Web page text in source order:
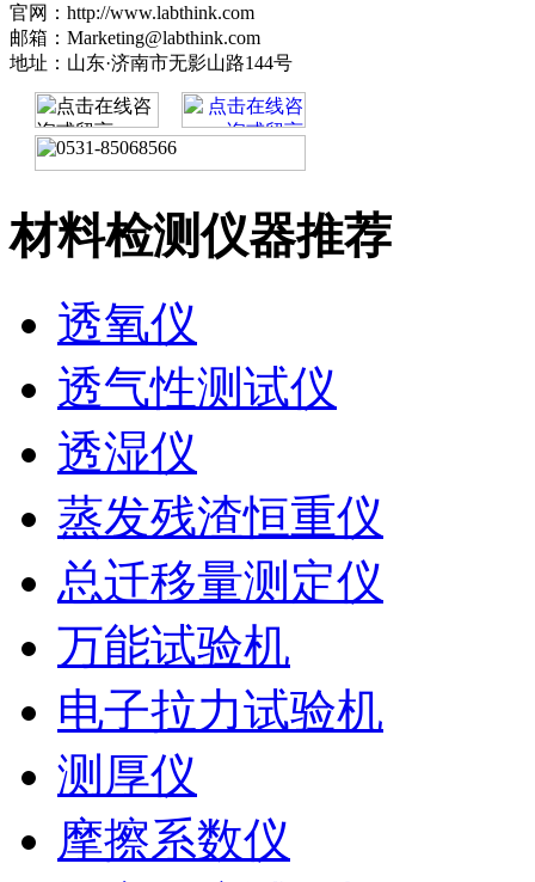
官网：http://www.labthink.com
邮箱：Marketing@labthink.com
地址：山东·济南市无影山路144号
材料检测仪器推荐
透氧仪
透气性测试仪
透湿仪
蒸发残渣恒重仪
总迁移量测定仪
万能试验机
电子拉力试验机
测厚仪
摩擦系数仪